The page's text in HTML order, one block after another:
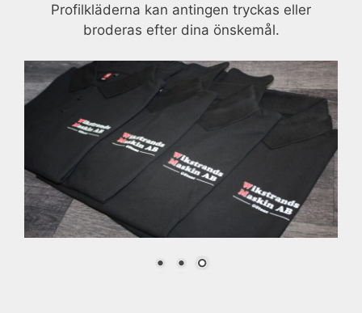
Profilkläderna kan antingen tryckas eller
broderas efter dina önskemål.